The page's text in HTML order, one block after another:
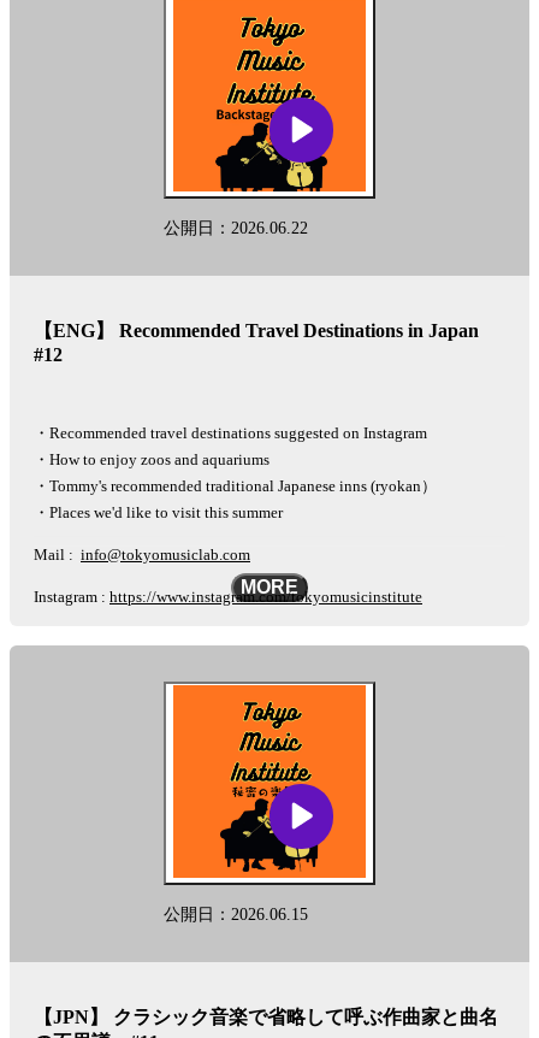
このポッドキャストはAIを活用した多言語変換ツール「リングイイ
ネ！」を用いて英語に自動変換されております。固有名詞など翻訳
に多少の差が生じることを予めご了承下さい。
This podcast is automatically converted into English using the AI-based
other-language conversion tool "Lingueene! "Please note that there may
be some differences in translation, such as proper nouns.
公開日：2026.06.22
【ENG】 Recommended Travel Destinations in Japan
#12
・Recommended travel destinations suggested on Instagram
・How to enjoy zoos and aquariums
・Tommy's recommended traditional Japanese inns (ryokan）
・Places we'd like to visit this summer
Mail : info@tokyomusiclab.com
Instagram : https://www.instagram.com/tokyomusicinstitute
for privacy information.
MORE
公開日：2026.06.15
【JPN】 クラシック音楽で省略して呼ぶ作曲家と曲名